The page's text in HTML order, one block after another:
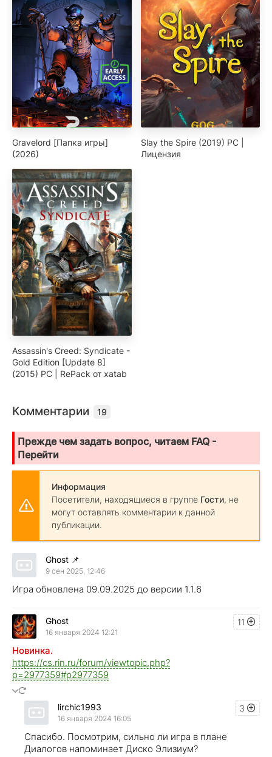
Gravelord [Папка игры]
(2026)
Slay the Spire (2019) PC |
Лицензия
Assassin's Creed: Syndicate -
Gold Edition [Update 8]
(2015) PC | RePack от xatab
Комментарии 19
Прежде чем задать вопрос, читаем FAQ -
Перейти
Информация
Посетители, находящиеся в группе Гости, не
могут оставлять комментарии к данной
публикации.
Ghost 📌
9 сен 2025, 12:46
Игра обновлена 09.09.2025 до версии 1.1.6
11
Ghost
16 января 2024 12:21
Новинка.
https://cs.rin.ru/forum/viewtopic.php?
p=2977359#p2977359
3
lirchic1993
16 января 2024 16:05
Спасибо. Посмотрим, сильно ли игра в плане
Диалогов напоминает Диско Элизиум?